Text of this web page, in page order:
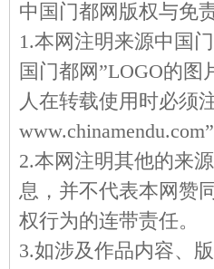
中国门都网版权与免
1.本网注明来源中国
国门都网”LOGO的
人在转载使用时必须
2.本网注明其他的来
息，并不代表本网赞
权行为的连带责任。
3.如涉及作品内容、